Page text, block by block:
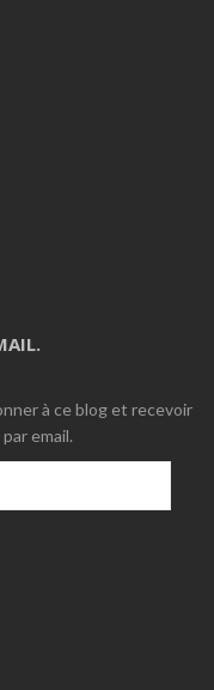
à ce blog et recevoir
email.